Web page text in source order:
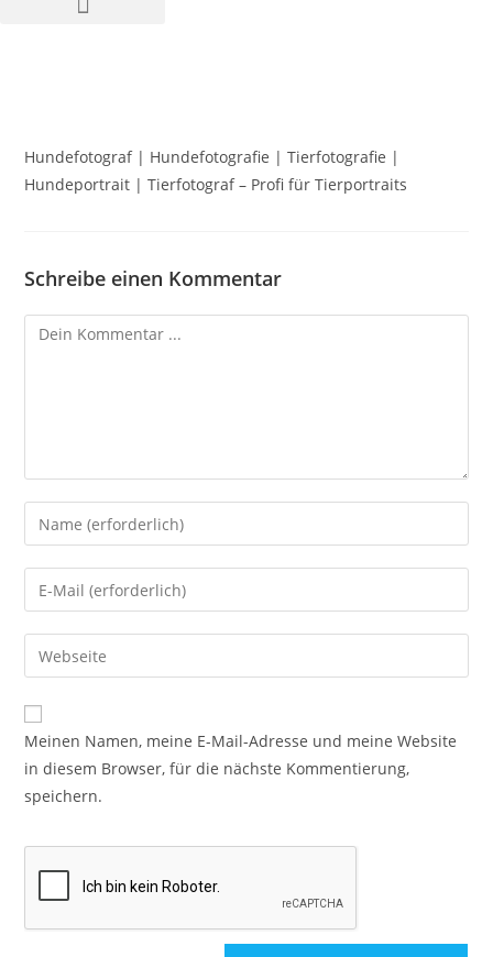
Hundefotograf | Hundefotografie | Tierfotografie |
Hundeportrait | Tierfotograf – Profi für Tierportraits
Schreibe einen Kommentar
Meinen Namen, meine E-Mail-Adresse und meine Website
in diesem Browser, für die nächste Kommentierung,
speichern.